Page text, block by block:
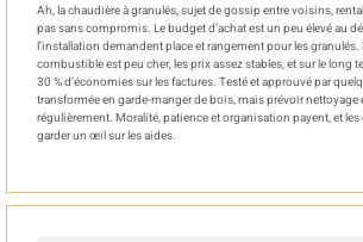
Ah, la chaudière à granulés, sujet de gossip entre voisins,
pas sans compromis. Le budget d’achat est un peu élevé au
l’installation demandent place et rangement pour les granulés.
combustible est peu cher, les prix assez stables, et sur le long
30 % d’économies sur les factures. Testé et approuvé par
transformée en garde-manger de bois, mais prévoir nettoyage
régulièrement. Moralité, patience et organisation payent, et
garder un œil sur les aides.